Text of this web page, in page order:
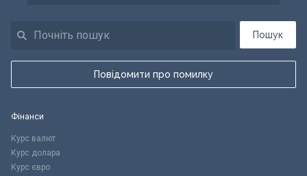
Пошук
Повідомити про помилку
Фінанси
Курс валют
Курс долара
Курс євро